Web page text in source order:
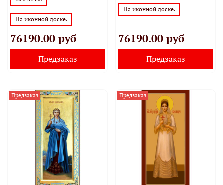
На иконной доске.
76190.00 руб
Предзаказ
На иконной доске.
76190.00 руб
Предзаказ
Предзаказ Предзаказ